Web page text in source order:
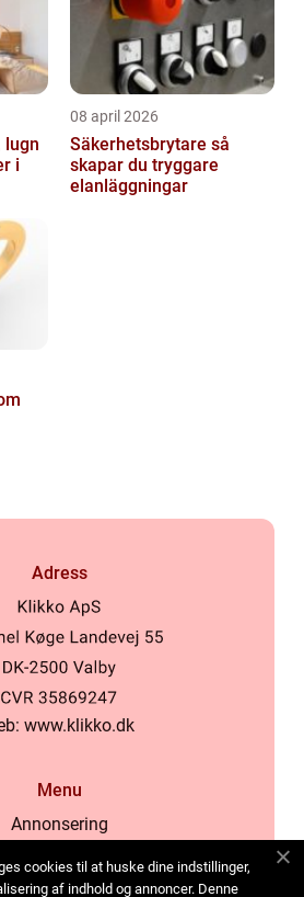
i
08 april 2026
Säkerhetsbrytare så
skapar du tryggare
elanläggningar
Adress
www.klikko.dk
Menu
Annonsering
Cookies
cookies til at huske dine indstillinger,
af indhold og annoncer. Denne